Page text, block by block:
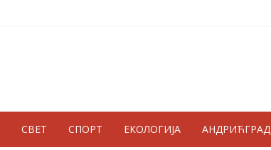
СВЕТ СПОРТ ЕКОЛОГИЈА АНДРИЋГРАД